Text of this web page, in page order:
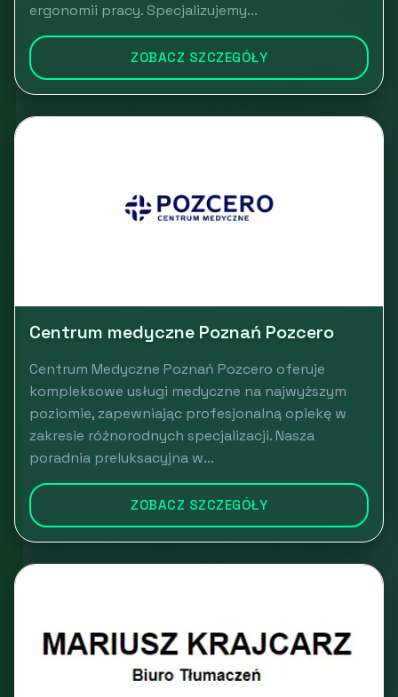
ergonomii pracy. Specjalizujemy...
ZOBACZ SZCZEGÓŁY
Centrum medyczne Poznań Pozcero
Centrum Medyczne Poznań Pozcero oferuje
kompleksowe usługi medyczne na najwyższym
poziomie, zapewniając profesjonalną opiekę w
zakresie różnorodnych specjalizacji. Nasza
poradnia preluksacyjna w...
ZOBACZ SZCZEGÓŁY